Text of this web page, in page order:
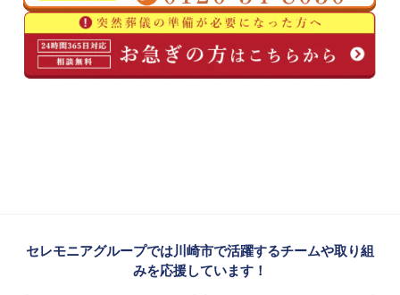
セレモニアグループでは川崎市で活躍するチームや取り組
みを応援しています！